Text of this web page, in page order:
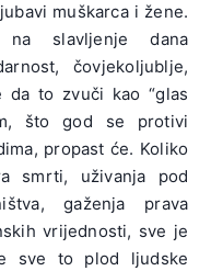
muškarca i žene.
slavljenje dana
čovjekoljublje,
da to zvuči kao “glas
što god se protivi
propast će. Koliko
smrti, uživanja pod
gaženja prava
vrijednosti, sve je
sve to plod ljudske